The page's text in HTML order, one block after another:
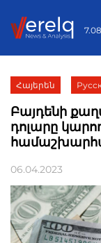
Հայերեն
Բայդենի
դոլարը
06.04.2023